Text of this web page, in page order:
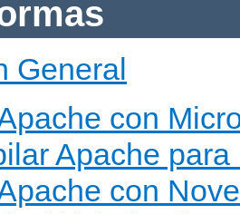
General
con
Apache
con